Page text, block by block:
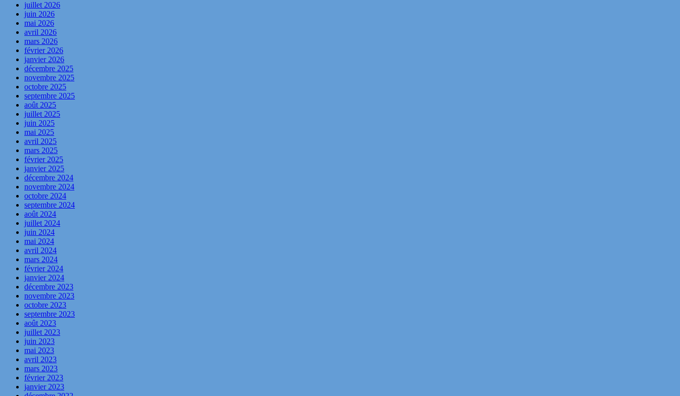
juillet 2026
juin 2026
mai 2026
avril 2026
mars 2026
février 2026
janvier 2026
décembre 2025
novembre 2025
octobre 2025
septembre 2025
août 2025
juillet 2025
juin 2025
mai 2025
avril 2025
mars 2025
février 2025
janvier 2025
décembre 2024
novembre 2024
octobre 2024
septembre 2024
août 2024
juillet 2024
juin 2024
mai 2024
avril 2024
mars 2024
février 2024
janvier 2024
décembre 2023
novembre 2023
octobre 2023
septembre 2023
août 2023
juillet 2023
juin 2023
mai 2023
avril 2023
mars 2023
février 2023
janvier 2023